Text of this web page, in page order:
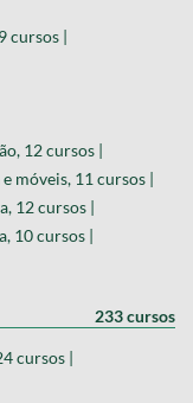
cursos |
12 cursos |
móveis, 11 cursos |
12 cursos |
10 cursos |
233 cursos
cursos |